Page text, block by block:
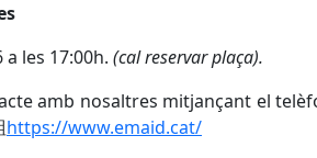
les 17:00h. (cal reservar plaça).
amb nosaltres mitjançant el
https://www.emaid.cat/